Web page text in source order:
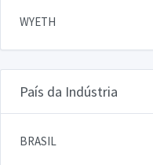
WYETH
País da Indústria
BRASIL